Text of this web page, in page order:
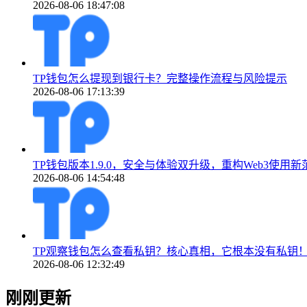
2026-08-06 18:47:08
TP钱包怎么提现到银行卡？完整操作流程与风险提示
2026-08-06 17:13:39
TP钱包版本1.9.0，安全与体验双升级，重构Web3使用新
2026-08-06 14:54:48
TP观察钱包怎么查看私钥？核心真相，它根本没有私钥
2026-08-06 12:32:49
刚刚更新